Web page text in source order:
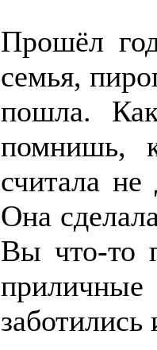
Прошёл
семья,
пошла.
помнишь,
считала
Она
Вы что-то